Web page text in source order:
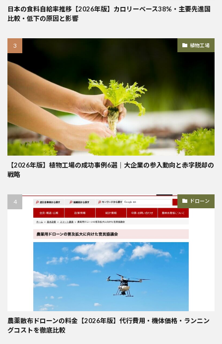
日本の食料自給率推移【2026年版】カロリーベース38%・主要先進国
比較・低下の原因と影響
植物工場
【2026年版】植物工場の成功事例6選｜大企業の参入動向と赤字脱却の
戦略
ドローン
農薬散布ドローンの料金【2026年版】代行費用・機体価格・ランニン
グコストを徹底比較